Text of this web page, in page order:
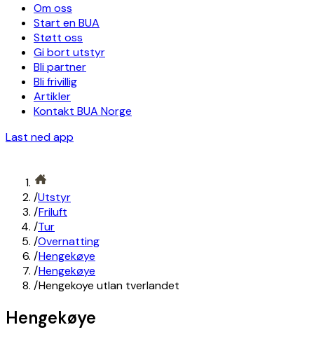
Om oss
Start en BUA
Støtt oss
Gi bort utstyr
Bli partner
Bli frivillig
Artikler
Kontakt BUA Norge
Last ned app
/Utstyr
/Friluft
/Tur
/Overnatting
/Hengekøye
/Hengekøye
/Hengekoye utlan tverlandet
Hengekøye